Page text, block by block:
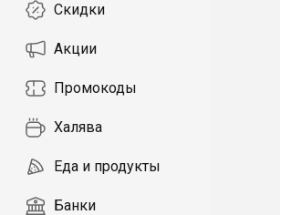
Скидки
Акции
Промокоды
Халява
Еда и продукты
Банки